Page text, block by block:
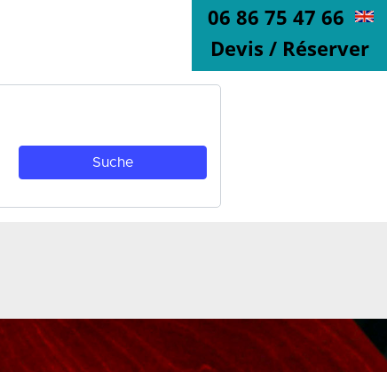
06 86 75 47 66
Devis / Réserver